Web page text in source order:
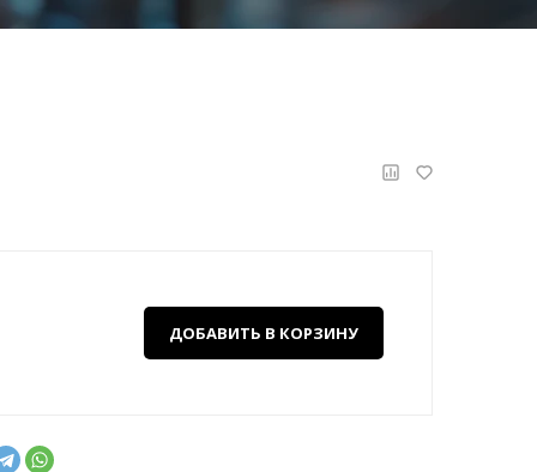
ДОБАВИТЬ В КОРЗИНУ